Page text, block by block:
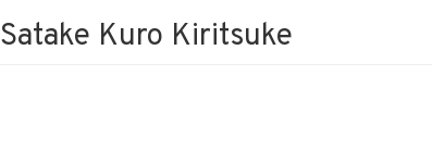
Satake Kuro Kiritsuke